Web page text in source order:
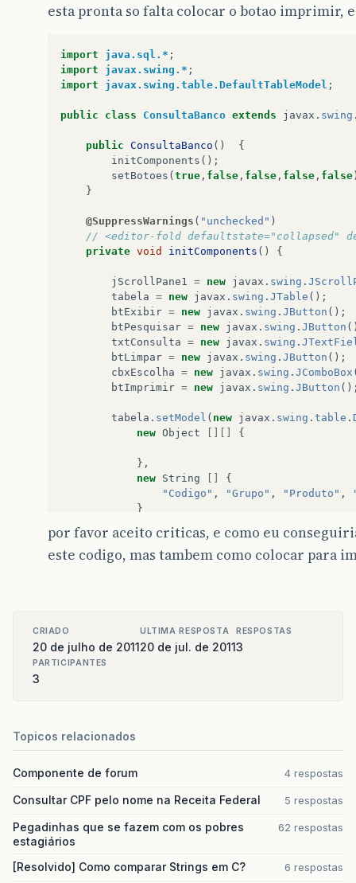
esta pronta so falta colocar o botao imprimir, e
import java.sql.* ;
import
javax.swing.* ;
import
javax.swing.table.DefaultTableModel ;
public class ConsultaBanco extends javax . swing
public ConsultaBanco ()
{
initComponents ();
setBotoes (true , false , false , false , false
}
@SuppressWarnings ( "unchecked" )
// <editor-fold defaultstate="collapsed"
private void initComponents () {
jScrollPane1 = new javax . swing .
tabela = new javax . swing . JTable ();
btExibir = new javax . swing . JButton ();
btPesquisar = new javax . swing . JButton
txtConsulta = new javax . swing .
btLimpar = new javax . swing . JButton ();
cbxEscolha = new javax . swing . JComboBox
btImprimir = new javax . swing . JButton
tabela . setModel ( new javax . swing . table .
new Object [][] {
},
new String []
{
"Codigo" , "Grupo" , "Produto" ,
}
jScrollPane1.setViewportView(tabela);
}
});
});
btLimpar "Limpar Tabela");
btLimpar .addActionListener new java
(
btLimparActionPerformed(evt);
por favor aceito criticas, e como eu
este codigo, mas tambem como colocar para
CRIADO
20 de julho de 2011
ULTIMA RESPOSTA
20 de jul. de 2011
RESPOSTAS
3
PARTICIPANTES
3
Topicos relacionados
Componente de forum 4 respostas
Consultar CPF pelo nome na Receita Federal 5 respostas
Pegadinhas que se fazem com os pobres
estagiários
62 respostas
[Resolvido] Como comparar Strings em C? 6 respostas